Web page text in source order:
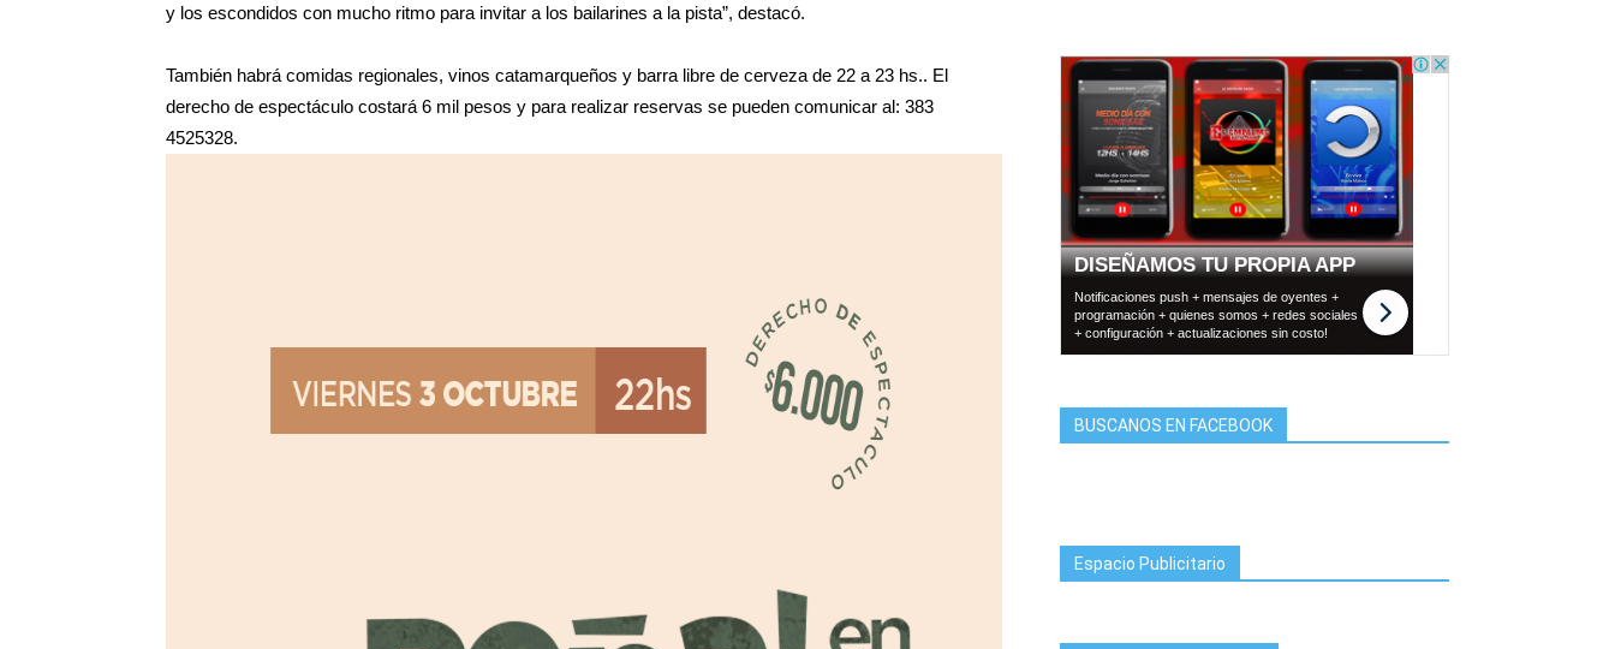
y los escondidos con mucho ritmo para invitar a los bailarines a la pista”, destacó.
También habrá comidas regionales, vinos catamarqueños y barra libre de cerveza de 22 a 23 hs.. El
derecho de espectáculo costará 6 mil pesos y para realizar reservas se pueden comunicar al: 383
4525328.
BUSCANOS EN FACEBOOK
Espacio Publicitario